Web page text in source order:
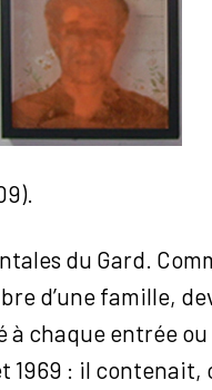
du Gard.
d’une famille,
chaque entrée ou
1969 : il contenait,